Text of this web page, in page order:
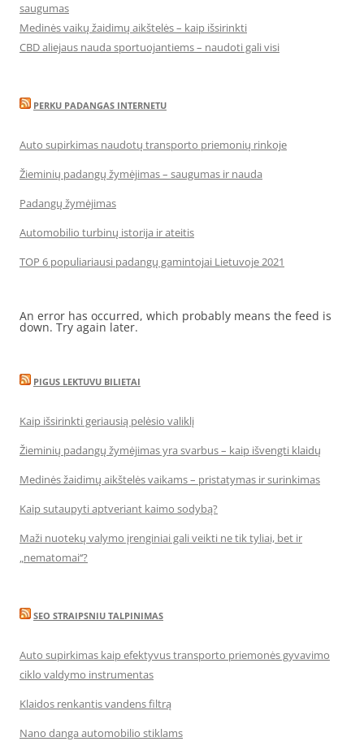
saugumas
Medinės vaikų žaidimų aikštelės – kaip išsirinkti
CBD aliejaus nauda sportuojantiems – naudoti gali visi
PERKU PADANGAS INTERNETU
Auto supirkimas naudotų transporto priemonių rinkoje
Žieminių padangų žymėjimas – saugumas ir nauda
Padangų žymėjimas
Automobilio turbinų istorija ir ateitis
TOP 6 populiariausi padangų gamintojai Lietuvoje 2021
An error has occurred, which probably means the feed is
down. Try again later.
PIGUS LEKTUVU BILIETAI
Kaip išsirinkti geriausią pelėsio valiklį
Žieminių padangų žymėjimas yra svarbus – kaip išvengti klaidų
Medinės žaidimų aikštelės vaikams – pristatymas ir surinkimas
Kaip sutaupyti aptveriant kaimo sodybą?
Maži nuotekų valymo įrenginiai gali veikti ne tik tyliai, bet ir
„nematomai‘‘?
SEO STRAIPSNIU TALPINIMAS
Auto supirkimas kaip efektyvus transporto priemonės gyvavimo
ciklo valdymo instrumentas
Klaidos renkantis vandens filtrą
Nano danga automobilio stiklams